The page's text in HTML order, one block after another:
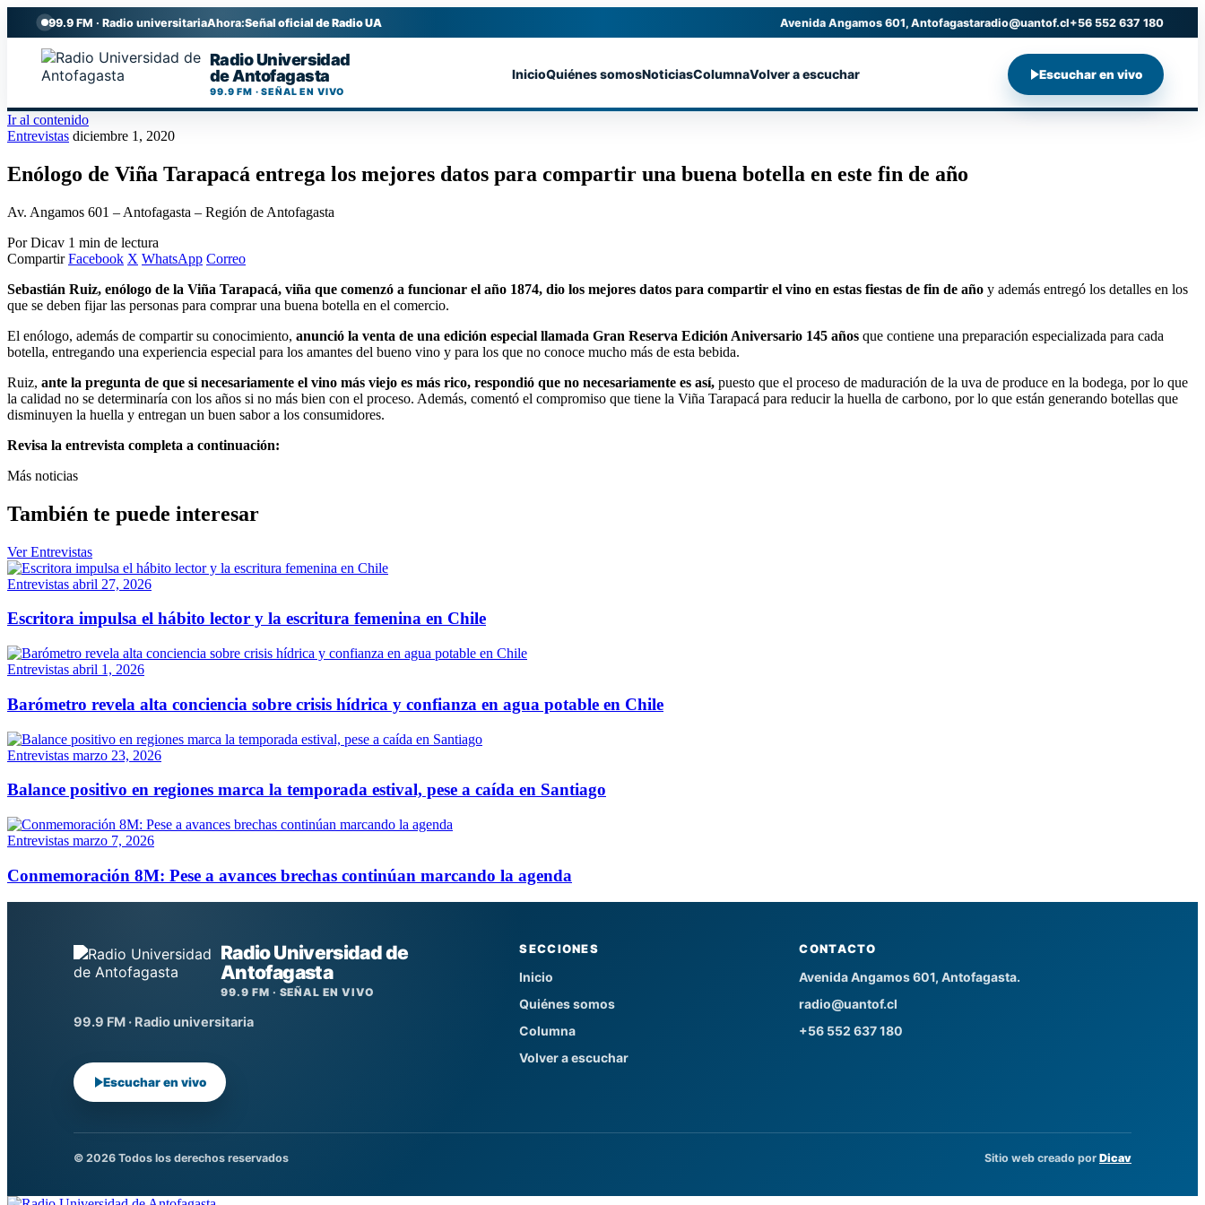
99.9 FM · Radio universitariaAhora:Señal oficial de Radio UA Avenida Angamos 601, Antofagastaradio@uantof.cl+56 552 637 180
Radio Universidad
de Antofagasta
99.9 FM · SEÑAL EN VIVO
InicioQuiénes somosNoticiasColumnaVolver a escuchar Escuchar en vivo
Ir al contenido
Entrevistas diciembre 1, 2020
Enólogo de Viña Tarapacá entrega los mejores datos para compartir una buena botella en este fin de año
Av. Angamos 601 – Antofagasta – Región de Antofagasta
Por Dicav 1 min de lectura
Compartir Facebook X WhatsApp Correo
Sebastián Ruiz, enólogo de la Viña Tarapacá, viña que comenzó a funcionar el año 1874, dio los mejores datos para compartir el vino en estas fiestas de fin de año y además entregó los detalles en los
que se deben fijar las personas para comprar una buena botella en el comercio.
El enólogo, además de compartir su conocimiento, anunció la venta de una edición especial llamada Gran Reserva Edición Aniversario 145 años que contiene una preparación especializada para cada
botella, entregando una experiencia especial para los amantes del bueno vino y para los que no conoce mucho más de esta bebida.
Ruiz, ante la pregunta de que si necesariamente el vino más viejo es más rico, respondió que no necesariamente es así, puesto que el proceso de maduración de la uva de produce en la bodega, por lo que
la calidad no se determinaría con los años si no más bien con el proceso. Además, comentó el compromiso que tiene la Viña Tarapacá para reducir la huella de carbono, por lo que están generando botellas que
disminuyen la huella y entregan un buen sabor a los consumidores.
Revisa la entrevista completa a continuación:
Más noticias
También te puede interesar
Ver Entrevistas
Entrevistas abril 27, 2026
Escritora impulsa el hábito lector y la escritura femenina en Chile
Entrevistas abril 1, 2026
Barómetro revela alta conciencia sobre crisis hídrica y confianza en agua potable en Chile
Entrevistas marzo 23, 2026
Balance positivo en regiones marca la temporada estival, pese a caída en Santiago
Entrevistas marzo 7, 2026
Conmemoración 8M: Pese a avances brechas continúan marcando la agenda
Radio Universidad de
Antofagasta
99.9 FM · SEÑAL EN VIVO
99.9 FM · Radio universitaria
Escuchar en vivo
SECCIONES
Inicio
Quiénes somos
Columna
Volver a escuchar
CONTACTO
Avenida Angamos 601, Antofagasta.
radio@uantof.cl
+56 552 637 180
© 2026 Todos los derechos reservados Sitio web creado por Dicav